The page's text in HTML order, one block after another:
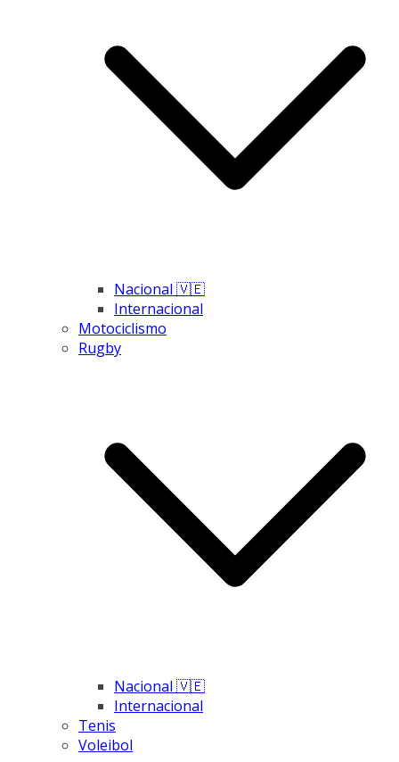
Nacional 🇻🇪
Internacional
Motociclismo
Rugby
Nacional 🇻🇪
Internacional
Tenis
Voleibol